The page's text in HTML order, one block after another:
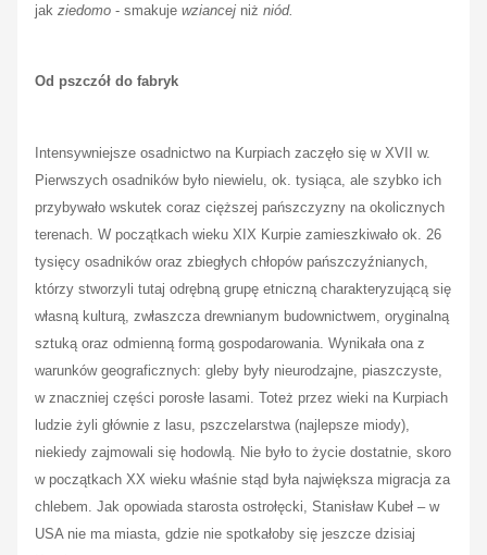
jak ziedomo - smakuje wziancej niż niód.
Od pszczół do fabryk
Intensywniejsze osadnictwo na Kurpiach zaczęło się w XVII w.
Pierwszych osadników było niewielu, ok. tysiąca, ale szybko ich
przybywało wskutek coraz cięższej pańszczyzny na okolicznych
terenach. W początkach wieku XIX Kurpie zamieszkiwało ok. 26
tysięcy osadników oraz zbiegłych chłopów pańszczyźnianych,
którzy stworzyli tutaj odrębną grupę etniczną charakteryzującą się
własną kulturą, zwłaszcza drewnianym budownictwem, oryginalną
sztuką oraz odmienną formą gospodarowania. Wynikała ona z
warunków geograficznych: gleby były nieurodzajne, piaszczyste,
w znaczniej części porosłe lasami. Toteż przez wieki na Kurpiach
ludzie żyli głównie z lasu, pszczelarstwa (najlepsze miody),
niekiedy zajmowali się hodowlą. Nie było to życie dostatnie, skoro
w początkach XX wieku właśnie stąd była największa migracja za
chlebem. Jak opowiada starosta ostrołęcki, Stanisław Kubeł – w
USA nie ma miasta, gdzie nie spotkałoby się jeszcze dzisiaj